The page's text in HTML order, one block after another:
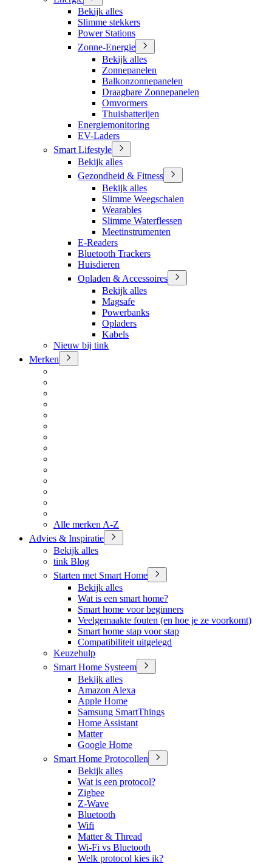
Bekijk alles
Slimme stekkers
Power Stations
Zonne-Energie
Bekijk alles
Zonnepanelen
Balkonzonnepanelen
Draagbare Zonnepanelen
Omvormers
Thuisbatterijen
Energiemonitoring
EV-Laders
Smart Lifestyle
Bekijk alles
Gezondheid & Fitness
Bekijk alles
Slimme Weegschalen
Wearables
Slimme Waterflessen
Meetinstrumenten
E-Readers
Bluetooth Trackers
Huisdieren
Opladen & Accessoires
Bekijk alles
Magsafe
Powerbanks
Opladers
Kabels
Nieuw bij tink
Merken
Alle merken A-Z
Advies & Inspiratie
Bekijk alles
tink Blog
Starten met Smart Home
Bekijk alles
Wat is een smart home?
Smart home voor beginners
Veelgemaakte fouten (en hoe je ze voorkomt)
Smart home stap voor stap
Compatibiliteit uitgelegd
Keuzehulp
Smart Home Systeem
Bekijk alles
Amazon Alexa
Apple Home
Samsung SmartThings
Home Assistant
Matter
Google Home
Smart Home Protocollen
Bekijk alles
Wat is een protocol?
Zigbee
Z-Wave
Bluetooth
Wifi
Matter & Thread
Wi-Fi vs Bluetooth
Welk protocol kies ik?